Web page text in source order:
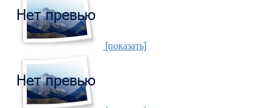
[показать]